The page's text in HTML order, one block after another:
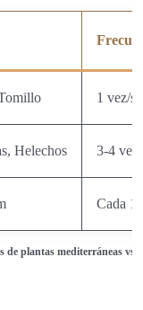
de plantas mediterráneas vs
1 vez/
Helechos 3-4
Cada